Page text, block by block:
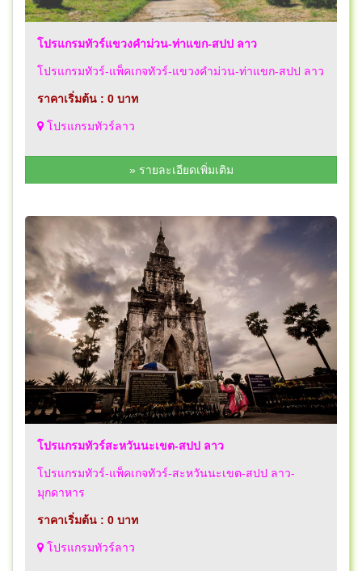
โปรแกรมทัวร์แขวงคำม่วน-ท่าแขก-สปป ลาว
โปรแกรมทัวร์-แพ็คเกจทัวร์-แขวงคำม่วน-ท่าแขก-สปป ลาว
ราคาเริ่มต้น : 0 บาท
โปรแกรมทัวร์ลาว
» รายละเอียดเพิ่มเติม
โปรแกรมทัวร์สะหวันนะเขต-สปป ลาว
โปรแกรมทัวร์-แพ็คเกจทัวร์-สะหวันนะเขต-สปป ลาว-
มุกดาหาร
ราคาเริ่มต้น : 0 บาท
โปรแกรมทัวร์ลาว